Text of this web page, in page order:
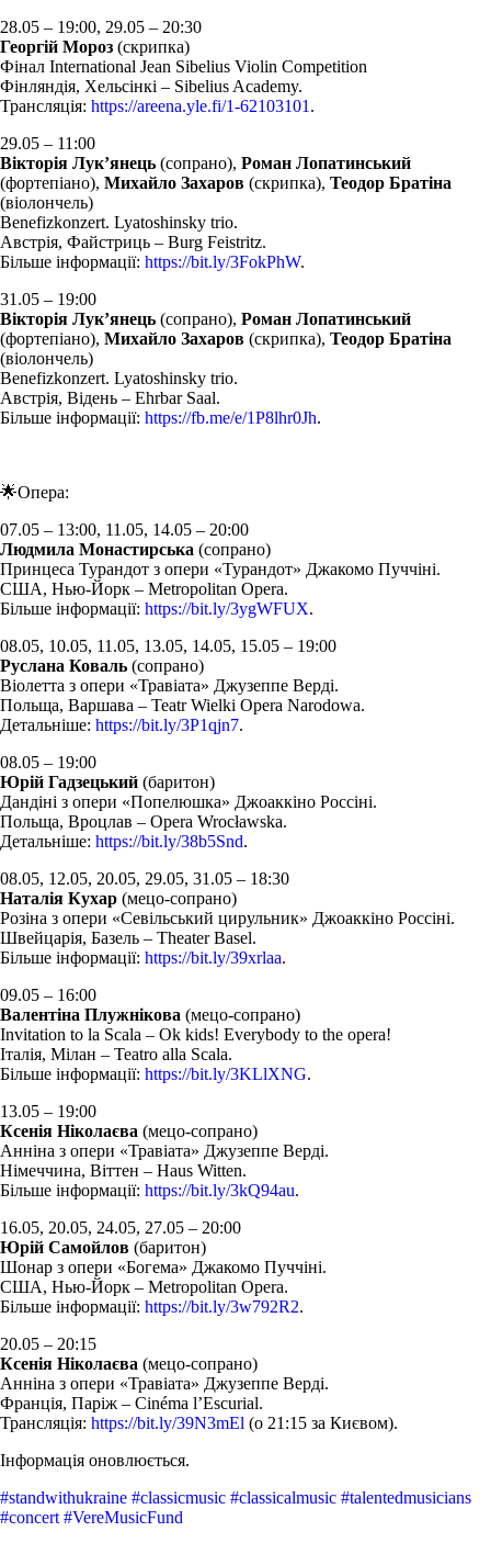
28.05 – 19:00, 29.05 – 20:30
Георгій Мороз (скрипка)
Фінал International Jean Sibelius Violin Competition
Фінляндія, Хельсінкі – Sibelius Academy.
Трансляція: https://areena.yle.fi/1-62103101 .
29.05 – 11:00
Вікторія Лук’янець (сопрано), Роман Лопатинський
(фортепіано), Михайло Захаров (скрипка), Теодор Братіна
(віолончель)
Benefizkonzert. Lyatoshinsky trio.
Австрія, Файстриць – Burg Feistritz.
Більше інформації: https://bit.ly/3FokPhW.
31.05 – 19:00
Вікторія Лук’янець (сопрано), Роман Лопатинський
(фортепіано), Михайло Захаров (скрипка), Теодор Братіна
(віолончель)
Benefizkonzert. Lyatoshinsky trio.
Австрія, Відень – Ehrbar Saal.
Більше інформації: https://fb.me/e/1P8lhr0Jh.
🌟Опера:
07.05 – 13:00, 11.05, 14.05 – 20:00
Людмила Монастирська (сопрано)
Принцеса Турандот з опери «Турандот» Джакомо Пуччіні.
США, Нью-Йорк – Metropolitan Opera.
Більше інформації: https://bit.ly/3ygWFUX.
08.05, 10.05, 11.05, 13.05, 14.05, 15.05 – 19:00
Руслана Коваль (сопрано)
Віолетта з опери «Травіата» Джузеппе Верді.
Польща, Варшава – Teatr Wielki Opera Narodowa.
Детальніше: https://bit.ly/3P1qjn7.
08.05 – 19:00
Юрій Гадзецький (баритон)
Дандіні з опери «Попелюшка» Джоаккіно Россіні.
Польща, Вроцлав – Opera Wrocławska.
Детальніше: https://bit.ly/38b5Snd.
08.05, 12.05, 20.05, 29.05, 31.05 – 18:30
Наталія Кухар (мецо-сопрано)
Розіна з опери «Севільський цирульник» Джоаккіно Россіні.
Швейцарія, Базель – Theater Basel.
Більше інформації: https://bit.ly/39xrlaa.
09.05 – 16:00
Валентіна Плужнікова (мецо-сопрано)
Invitation to la Scala – Ok kids! Everybody to the opera!
Італія, Мілан – Teatro alla Scala.
Більше інформації: https://bit.ly/3KLlXNG.
13.05 – 19:00
Ксенія Ніколаєва (мецо-сопрано)
Анніна з опери «Травіата» Джузеппе Верді.
Німеччина, Віттен – Haus Witten.
Більше інформації: https://bit.ly/3kQ94au.
16.05, 20.05, 24.05, 27.05 – 20:00
Юрій Самойлов (баритон)
Шонар з опери «Богема» Джакомо Пуччіні.
США, Нью-Йорк – Metropolitan Opera.
Більше інформації: https://bit.ly/3w792R2.
20.05 – 20:15
Ксенія Ніколаєва (мецо-сопрано)
Анніна з опери «Травіата» Джузеппе Верді.
Франція, Паріж – Cinéma l’Escurial.
Трансляція: https://bit.ly/39N3mEl (о 21:15 за Києвом).
Інформація оновлюється.
#standwithukraine #classicmusic #classicalmusic #talentedmusicians
#concert #VereMusicFund